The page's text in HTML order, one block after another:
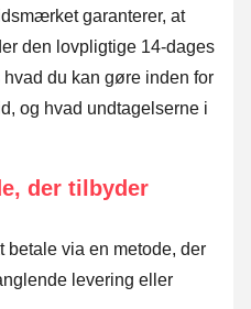
garanterer, at
den lovpligtige 14-dages
du kan gøre inden for
og hvad undtagelserne i
der tilbyder
betale via en metode, der
levering eller